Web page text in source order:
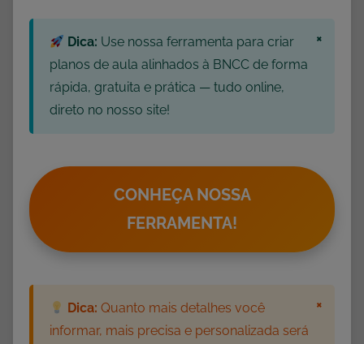
Dica: Use nossa ferramenta para criar
planos de aula alinhados à BNCC de forma
rápida, gratuita e prática — tudo online,
direto no nosso site!
×
CONHEÇA NOSSA
FERRAMENTA!
Dica: Quanto mais detalhes você
informar, mais precisa e personalizada será
×